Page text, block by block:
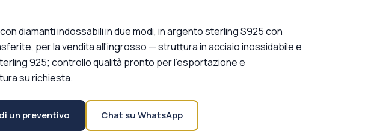
diamanti indossabili in due modi, in argento sterling S925 con
per la vendita all'ingrosso — struttura in acciaio inossidabile e
925; controllo qualità pronto per l'esportazione e
su richiesta.
un preventivo Chat su WhatsApp